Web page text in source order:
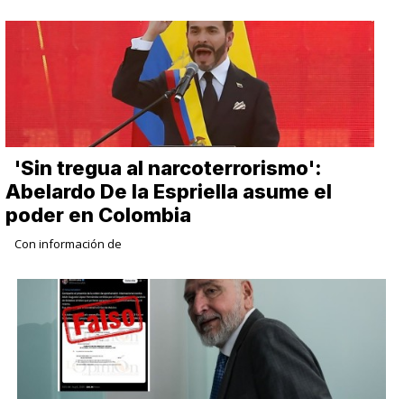
​'Sin tregua al narcoterrorismo':
Abelardo De la Espriella asume el
poder en Colombia
Con información de